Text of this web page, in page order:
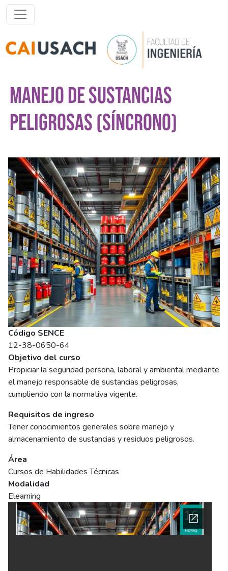
Pasar al contenido principal
MANEJO DE SUSTANCIAS
PELIGROSAS (SÍNCRONO)
Imagen del curso
Código SENCE
12-38-0650-64
Objetivo del curso
Propiciar la seguridad persona, laboral y ambiental mediante
el manejo responsable de sustancias peligrosas,
cumpliendo con la normativa vigente.
Requisitos de ingreso
Tener conocimientos generales sobre manejo y
almacenamiento de sustancias y residuos peligrosos.
Área
Cursos de Habilidades Técnicas
Modalidad
Elearning
Ficha del curso